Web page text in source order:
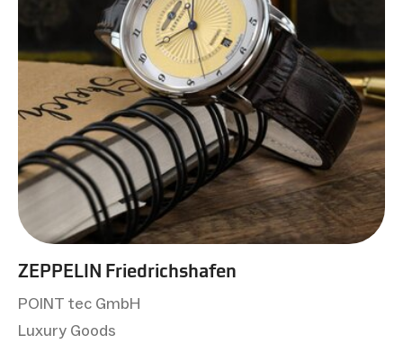
ZEPPELIN Friedrichshafen
POINT tec GmbH
Luxury Goods